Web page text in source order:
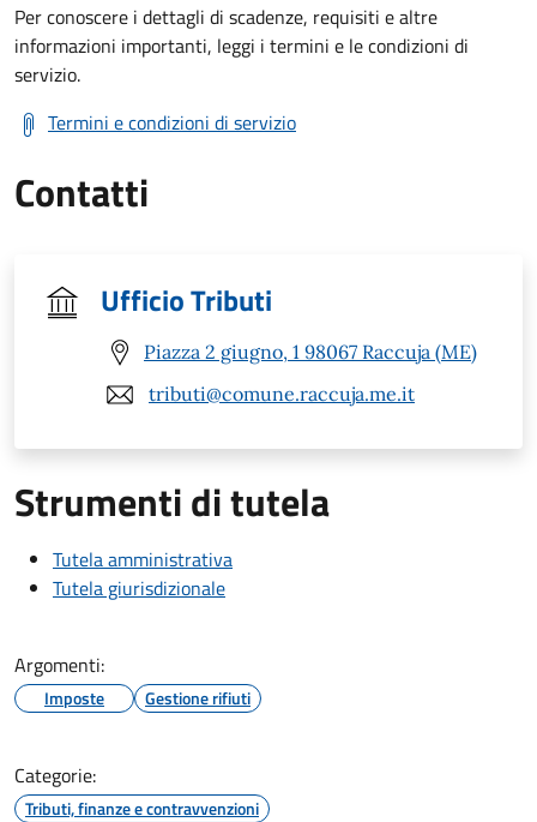
Per conoscere i dettagli di scadenze, requisiti e altre
informazioni importanti, leggi i termini e le condizioni di
servizio.
Termini e condizioni di servizio
Contatti
Ufficio Tributi
Piazza 2 giugno, 1 98067 Raccuja (ME)
tributi@comune.raccuja.me.it
Strumenti di tutela
Tutela amministrativa
Tutela giurisdizionale
Argomenti:
Imposte Gestione rifiuti
Categorie:
Tributi, finanze e contravvenzioni